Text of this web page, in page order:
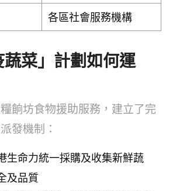
各區社會服務機構
蔬菜」計劃如何運
餉坊食物援助服務，建立了完
發機制：
生命力統一採購及收集新鮮蔬
及品質